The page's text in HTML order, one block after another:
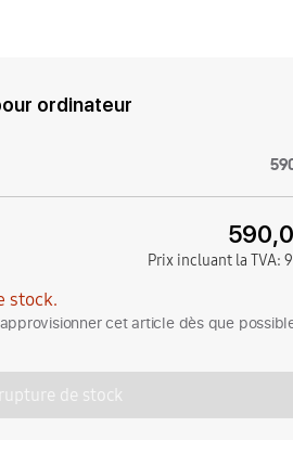
ordinateur
Prix incluant la TVA:
stock.
cet article dès que
de stock